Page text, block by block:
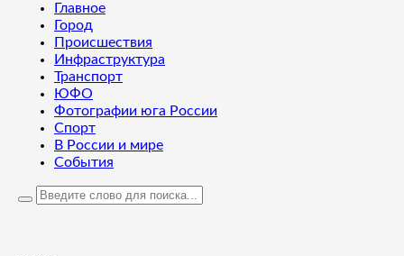
Главное
Город
Происшествия
Инфраструктура
Транспорт
ЮФО
Фотографии юга России
Спорт
В России и мире
События